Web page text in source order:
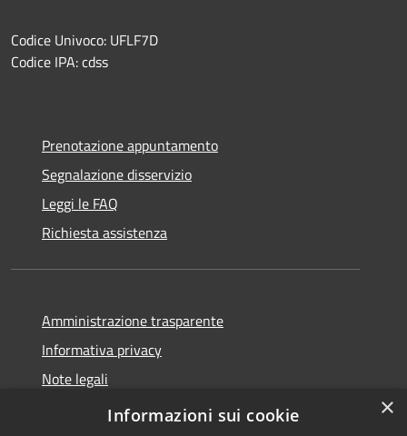
Codice Univoco: UFLF7D
Codice IPA: cdss
Prenotazione appuntamento
Segnalazione disservizio
Leggi le FAQ
Richiesta assistenza
Amministrazione trasparente
Informativa privacy
Note legali
Dichiarazione di accessibilità
×
Informazioni sui cookie